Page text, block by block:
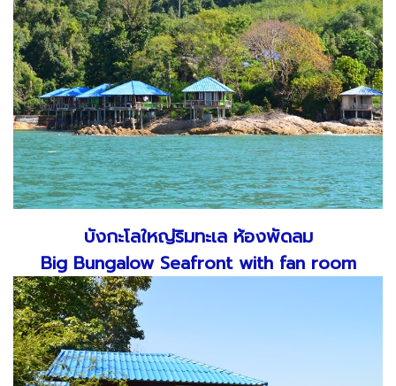
บังกะโลใหญ่ริมทะเล ห้องพัดลม
Big Bungalow Seafront with fan room